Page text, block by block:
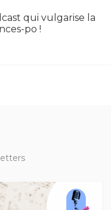
qui vulgarise la
po !